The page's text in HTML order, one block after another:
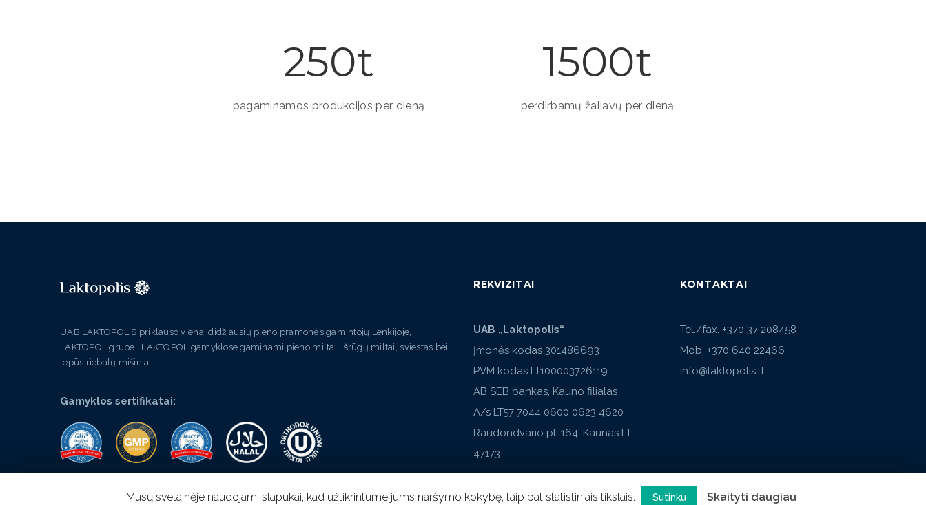
250
pagaminamos produkcijos per dieną
1500
perdirbamų žaliavų per dieną
UAB LAKTOPOLIS priklauso vienai didžiausių pieno pramonės gamintojų Lenkijoje,
LAKTOPOL grupei. LAKTOPOL gamyklose gaminami pieno miltai, išrūgų miltai, sviestas bei
tepūs riebalų mišiniai.
Gamyklos sertifikatai:
REKVIZITAI
UAB „Laktopolis“
Įmonės kodas 301486693
PVM kodas LT100003726119
AB SEB bankas, Kauno filialas
A/s LT57 7044 0600 0623 4620
Raudondvario pl. 164, Kaunas LT-
47173
KONTAKTAI
Tel./fax. +370 37 208458
Mob. +370 640 22466
info@laktopolis.lt
Mūsų svetainėje naudojami slapukai, kad užtikrintume jums naršymo kokybę, taip pat statistiniais tikslais. Sutinku Skaityti daugiau